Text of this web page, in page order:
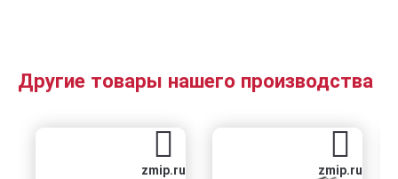
Другие товары нашего производства
zmip.ru zmip.ru